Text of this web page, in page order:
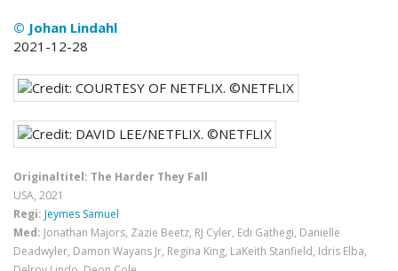
© Johan Lindahl
2021-12-28
Originaltitel: The Harder They Fall
USA, 2021
Regi: Jeymes Samuel
Med: Jonathan Majors, Zazie Beetz, RJ Cyler, Edi Gathegi, Danielle
Deadwyler, Damon Wayans Jr, Regina King, LaKeith Stanfield, Idris Elba,